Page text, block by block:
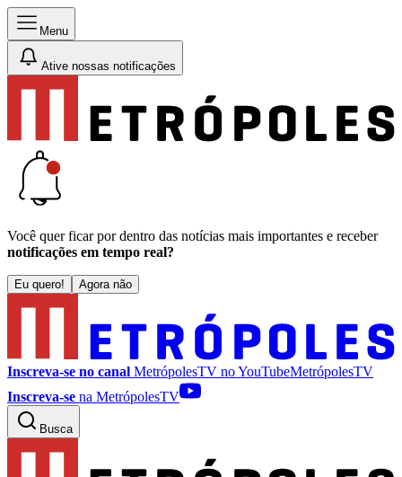
Menu
Ative nossas notificações
Você quer ficar por dentro das notícias mais importantes e receber
notificações em tempo real?
Eu quero! Agora não
Inscreva-se no canal MetrópolesTV noYouTubeMetrópolesTV
Inscreva-se na MetrópolesTV
Busca